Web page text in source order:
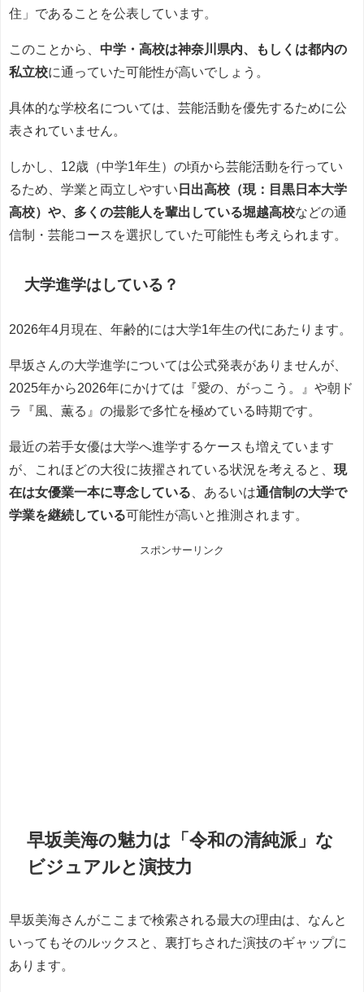
住」であることを公表しています。
このことから、 中学・高校は神奈川県内、もしくは都内の
私立校に通っていた可能性が高いでしょう。
具体的な学校名については、芸能活動を優先するために公
表されていません。
しかし、12歳（中学1年生）の頃から芸能活動を行ってい
るため、学業と両立しやすい 日出高校（現：目黒日本大学
高校）や、多くの芸能人を輩出している堀越高校などの通
信制・芸能コースを選択していた可能性も考えられます。
大学進学はしている？
2026年4月現在、年齢的には大学1年生の代にあたります。
早坂さんの大学進学については公式発表がありませんが、
2025年から2026年にかけては『愛の、がっこう。』や朝ド
ラ『風、薫る』の撮影で多忙を極めている時期です。
最近の若手女優は大学へ進学するケースも増えています
が、これほどの大役に抜擢されている状況を考えると、 現
在は女優業一本に専念している 、あるいは通信制の大学で
学業を継続している可能性が高いと推測されます。
スポンサーリンク
早坂美海の魅力は「令和の清純派」な
ビジュアルと演技力
早坂美海さんがここまで検索される最大の理由は、なんと
いってもそのルックスと、裏打ちされた演技のギャップに
あります。